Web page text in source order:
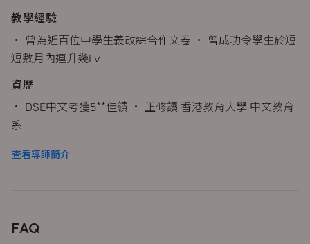
教學經驗
• 曾為近百位中學生義改綜合作文卷 • 曾成功令學生於短
短數月內連升幾Lv
資歷
• DSE中文考獲5**佳績 • 正修讀 香港教育大學 中文教育
系
查看導師簡介
FAQ